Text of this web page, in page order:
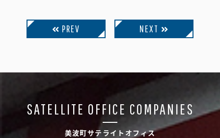
PREV NEXT
SATELLITE OFFICE COMPANIES
美波町サテライトオフィス